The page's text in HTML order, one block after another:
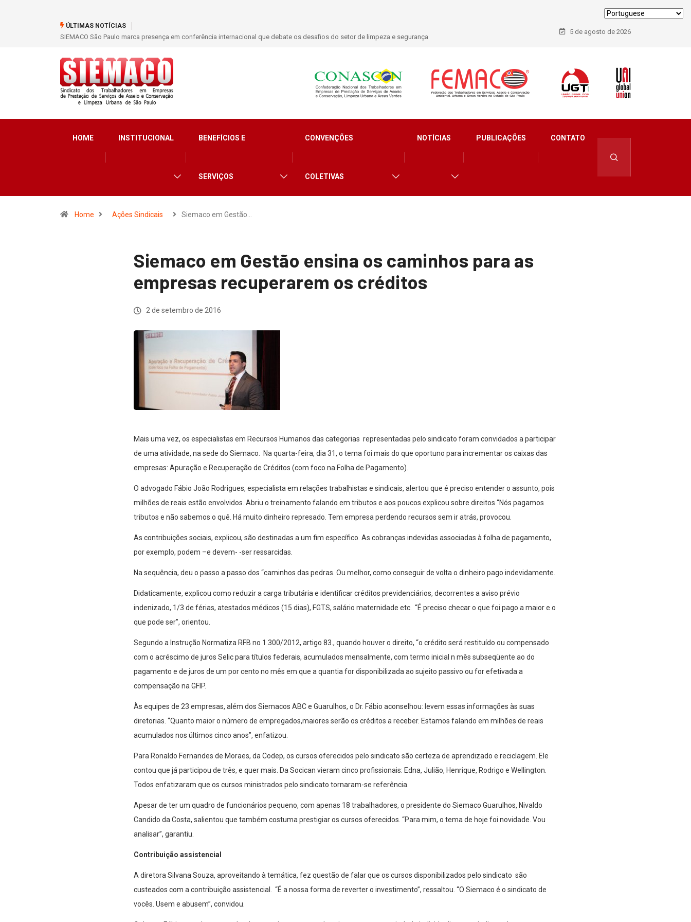
ÚLTIMAS NOTÍCIAS
SIEMACO São Paulo marca presença em conferência internacional que debate os desafios do setor de limpeza e segurança
5 de agosto de 2026
HOME INSTITUCIONAL BENEFÍCIOS E
SERVIÇOS
CONVENÇÕES
COLETIVAS
NOTÍCIAS PUBLICAÇÕES CONTATO
Home Ações Sindicais Siemaco em Gestão…
Siemaco em Gestão ensina os caminhos para as
empresas recuperarem os créditos
2 de setembro de 2016
Mais uma vez, os especialistas em Recursos Humanos das categorias representadas pelo sindicato foram convidados a participar
de uma atividade, na sede do Siemaco. Na quarta-feira, dia 31, o tema foi mais do que oportuno para incrementar os caixas das
empresas: Apuração e Recuperação de Créditos (com foco na Folha de Pagamento).
O advogado Fábio João Rodrigues, especialista em relações trabalhistas e sindicais, alertou que é preciso entender o assunto, pois
milhões de reais estão envolvidos. Abriu o treinamento falando em tributos e aos poucos explicou sobre direitos “Nós pagamos
tributos e não sabemos o quê. Há muito dinheiro represado. Tem empresa perdendo recursos sem ir atrás, provocou.
As contribuições sociais, explicou, são destinadas a um fim específico. As cobranças indevidas associadas à folha de pagamento,
por exemplo, podem –e devem- -ser ressarcidas.
Na sequência, deu o passo a passo dos “caminhos das pedras. Ou melhor, como conseguir de volta o dinheiro pago indevidamente.
Didaticamente, explicou como reduzir a carga tributária e identificar créditos previdenciários, decorrentes a aviso prévio
indenizado, 1/3 de férias, atestados médicos (15 dias), FGTS, salário maternidade etc. “É preciso checar o que foi pago a maior e o
que pode ser”, orientou.
Segundo a Instrução Normatiza RFB no 1.300/2012, artigo 83., quando houver o direito, “o crédito será restituído ou compensado
com o acréscimo de juros Selic para títulos federais, acumulados mensalmente, com termo inicial n mês subseqüente ao do
pagamento e de juros de um por cento no mês em que a quantia for disponibilizada ao sujeito passivo ou for efetivada a
compensação na GFIP.
Às equipes de 23 empresas, além dos Siemacos ABC e Guarulhos, o Dr. Fábio aconselhou: levem essas informações às suas
diretorias. “Quanto maior o número de empregados,maiores serão os créditos a receber. Estamos falando em milhões de reais
acumulados nos últimos cinco anos”, enfatizou.
Para Ronaldo Fernandes de Moraes, da Codep, os cursos oferecidos pelo sindicato são certeza de aprendizado e reciclagem. Ele
contou que já participou de três, e quer mais. Da Socican vieram cinco profissionais: Edna, Julião, Henrique, Rodrigo e Wellington.
Todos enfatizaram que os cursos ministrados pelo sindicato tornaram-se referência.
Apesar de ter um quadro de funcionários pequeno, com apenas 18 trabalhadores, o presidente do Siemaco Guarulhos, Nivaldo
Candido da Costa, salientou que também costuma prestigiar os cursos oferecidos. “Para mim, o tema de hoje foi novidade. Vou
analisar”, garantiu.
Contribuição assistencial
A diretora Silvana Souza, aproveitando à temática, fez questão de falar que os cursos disponibilizados pelo sindicato são
custeados com a contribuição assistencial. “É a nossa forma de reverter o investimento”, ressaltou. “O Siemaco é o sindicato de
vocês. Usem e abusem”, convidou.